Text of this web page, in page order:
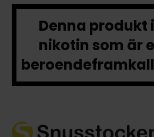
Denna produkt
nikotin som är